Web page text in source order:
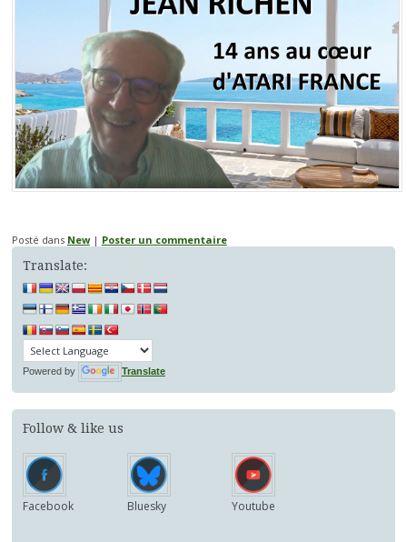
Posté dans New | Poster un commentaire
Translate:
Powered by Translate
Follow & like us
Facebook Bluesky Youtube